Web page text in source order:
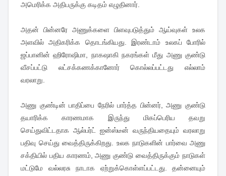
அமெரிக்க அதிபருக்கு கடிதம் எழுதினார்.
அதன் பின்னரே அணுக்களை பிளவுபடுத்தும் ஆய்வுகள் உலக
அளவில் அதிகரிக்க தொடங்கியது. இரண்டாம் உலகப் போரில்
ஜப்பானின் ஹிரோஷிமா, நாகஷாகி நகரங்கள் மீது அணு குண்டு
வீசப்பட்டு லட்சக்கணக்கானோர் கொல்லப்பட்டது எல்லாம்
வரலாறு.
அணு குண்டின் பாதிப்பை நேரில் பார்த்த பின்னர், அணு குண்டு
தயாரிக்க காரணமாக இருந்து மிகப்பெரிய தவறு
செய்துவிட்டதாக ஆல்பர்ட் ஐன்ஸ்டீன் வருந்தியதையும் வரலாறு
பதிவு செய்து வைத்திருக்கிறது. உலக நாடுகளின் பார்வை அணு
சக்தியில் பதிய காரணம், அணு குண்டு வைத்திருக்கும் நாடுகள்
மட்டுமே வல்லரசு நாடாக ஏற்றுக்கொள்ளப்பட்டது. தன்னையும்